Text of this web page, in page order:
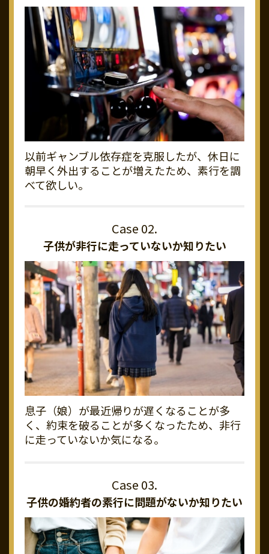
以前ギャンブル依存症を克服したが、休日に
朝早く外出することが増えたため、素行を調
べて欲しい。
子供が非行に走っていないか知りたい
息子（娘）が最近帰りが遅くなることが多
く、約束を破ることが多くなったため、非行
に走っていないか気になる。
子供の婚約者の素行に問題がないか知りたい